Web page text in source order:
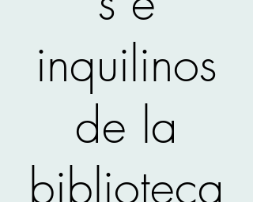
inquilinos
de la
biblioteca